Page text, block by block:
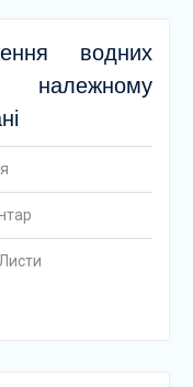
водних
Листи